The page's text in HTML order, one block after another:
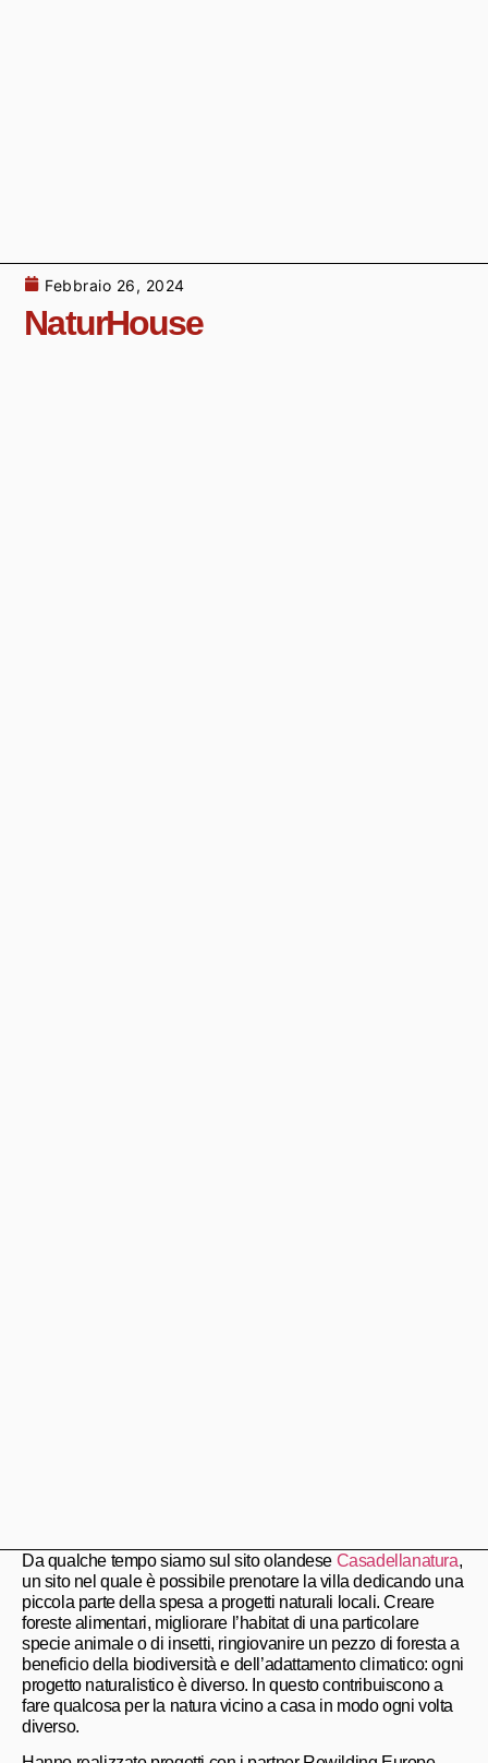
Febbraio 26, 2024
NaturHouse
Da qualche tempo siamo sul sito olandese Casadellanatura,
un sito nel quale è possibile prenotare la villa dedicando una
piccola parte della spesa a progetti naturali locali. Creare
foreste alimentari, migliorare l’habitat di una particolare
specie animale o di insetti, ringiovanire un pezzo di foresta a
beneficio della biodiversità e dell’adattamento climatico: ogni
progetto naturalistico è diverso. In questo contribuiscono a
fare qualcosa per la natura vicino a casa in modo ogni volta
diverso.